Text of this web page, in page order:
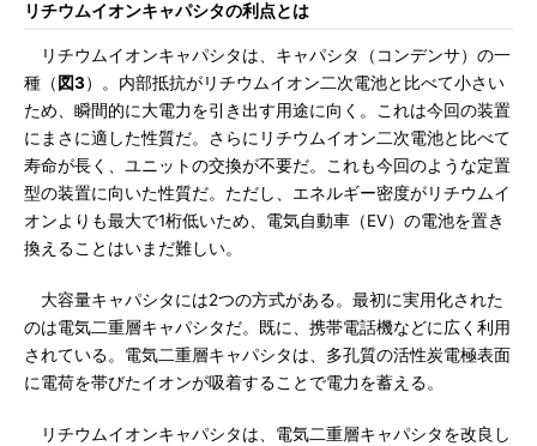
リチウムイオンキャパシタの利点とは
リチウムイオンキャパシタは、キャパシタ（コンデンサ）の一
種（ 図3）。内部抵抗がリチウムイオン二次電池と比べて小さい
ため、瞬間的に大電力を引き出す用途に向く。これは今回の装置
にまさに適した性質だ。さらにリチウムイオン二次電池と比べて
寿命が長く、ユニットの交換が不要だ。これも今回のような定置
型の装置に向いた性質だ。ただし、エネルギー密度がリチウムイ
オンよりも最大で1桁低いため、電気自動車（EV）の電池を置き
換えることはいまだ難しい。
大容量キャパシタには2つの方式がある。最初に実用化された
のは電気二重層キャパシタだ。既に、携帯電話機などに広く利用
されている。電気二重層キャパシタは、多孔質の活性炭電極表面
に電荷を帯びたイオンが吸着することで電力を蓄える。
リチウムイオンキャパシタは、電気二重層キャパシタを改良し